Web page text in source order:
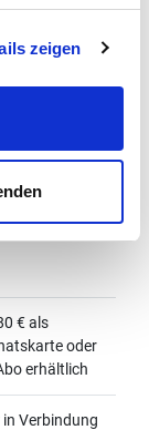
zeigen
weit
€ als
oder
erhältlich
in Verbindung